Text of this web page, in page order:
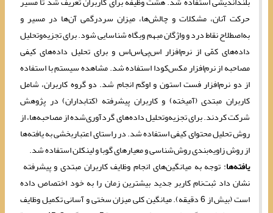
حرکت آنان، مشکلات و چالش‌ها، میزان سردرگمی آن‌ها در مسیر و
به‌اصطلاح نقاط درد و واژگان مبهم وبگاه شناسایی شود. برای تجزیه‌وتحلیل
داده‌های کمّی از نرم‌افزار اس‌پی‌اس‌اس و برای تحلیل داده‌های کیفی
مصاحبه از نرم‌افزار مکس‌کودا استفاده شد. مشاهده سیستم با استفاده
از دو نرم‌افزار فست استون و اوکَم انجام شد. دو گروه کاربران، شامل
کاربران مبتدی (آمیخته) و کاربران پیشرفته (کتابداران) در پژوهش
شرکت کردند. برای تجزیه‌وتحلیل داده‌های گردآوری‌شده از مصاحبه‌ها، از
روش تحلیل محتوای کیفی استفاده شد. در راستای اعتباربخشی به یافته‌ها
از روش زاویه‌بندی روش‌شناسی و معیارهای گوبا و لینکلن استفاده شد.
یافته‌ها: توجه به میانگین‌های انجام وظایف کاربران مبتدی و پیشرفته
نشان داد ثبت‌نام کاربر جدید بیشترین زمان را به خود اختصاص داده
است (بیش از 6 دقیقه). میانگین کلی میزان سختی و آسانی تکمیل وظایف